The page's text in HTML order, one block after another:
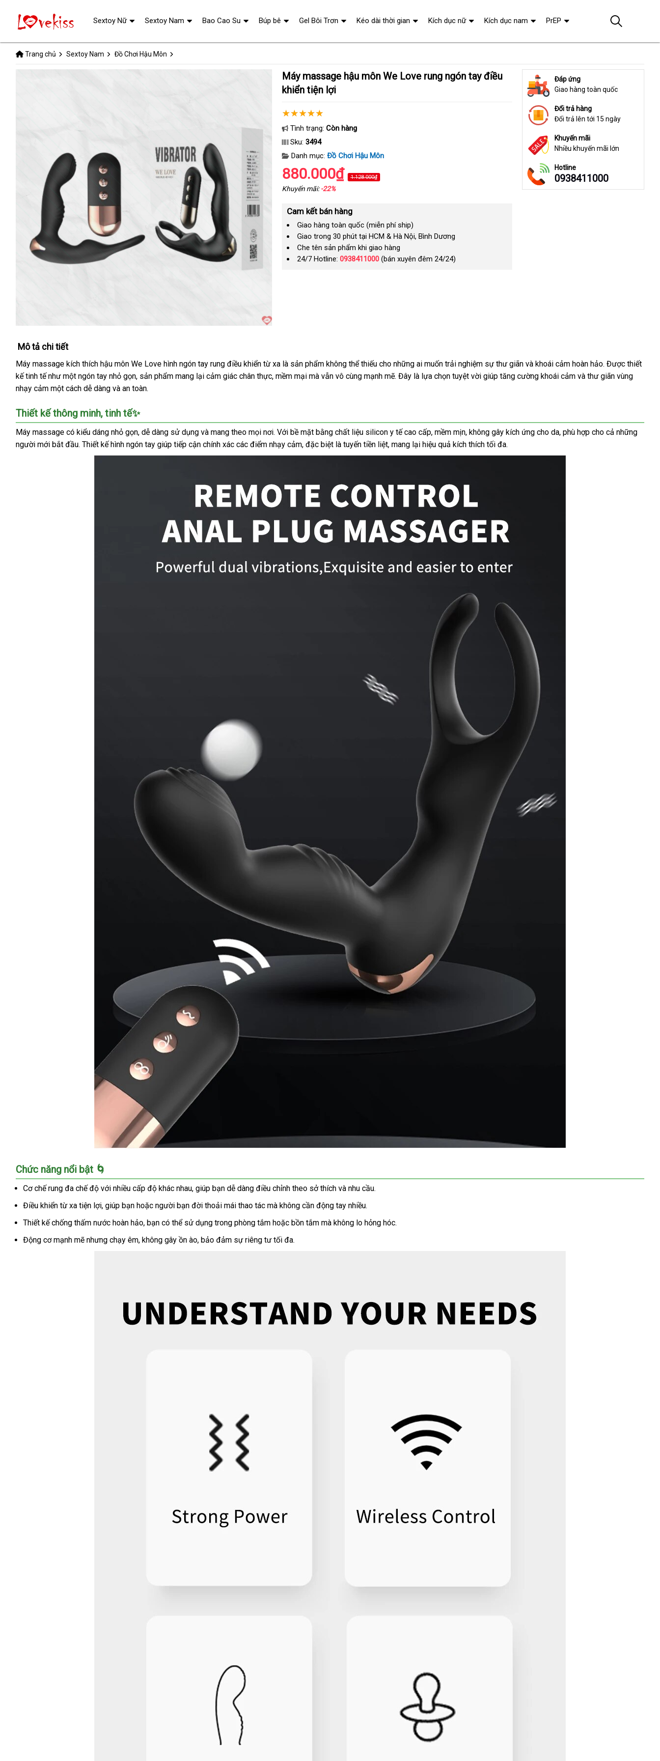
Trang chủ Sextoy Nam Đồ Chơi Hậu Môn
Máy massage hậu môn We Love rung ngón tay điều
khiển tiện lợi
Tình trạng: Còn hàng
Sku: 3494
Danh mục: Đồ Chơi Hậu Môn
880.000₫ 1.128.000₫
Khuyến mãi:-22%
Cam kết bán hàng
Giao hàng toàn quốc (miễn phí ship)
Giao trong 30 phút tại HCM & Hà Nội, Bình Dương
Che tên sản phẩm khi giao hàng
24/7 Hotline: 0938411000(bán xuyên đêm 24/24)
Đáp ứng
Giao hàng toàn quốc
Đổi trả hàng
Đổi trả lên tới 15 ngày
Khuyến mãi
Nhiều khuyến mãi lớn
Hotline
0938411000
Mô tả chi tiết
Máy massage kích thích hậu môn We Love hình ngón tay rung điều khiển từ xa là sản phẩm không thể thiếu cho những ai muốn trải nghiệm sự thư giãn và khoái cảm hoàn hảo. Được thiết
kế tinh tế như một ngón tay nhỏ gọn, sản phẩm mang lại cảm giác chân thực, mềm mại mà vẫn vô cùng mạnh mẽ. Đây là lựa chọn tuyệt vời giúp tăng cường khoái cảm và thư giãn vùng
nhạy cảm một cách dễ dàng và an toàn.
Thiết kế thông minh, tinh tế✨
Máy massage có kiểu dáng nhỏ gọn, dễ dàng sử dụng và mang theo mọi nơi. Với bề mặt bằng chất liệu silicon y tế cao cấp, mềm mịn, không gây kích ứng cho da, phù hợp cho cả những
người mới bắt đầu. Thiết kế hình ngón tay giúp tiếp cận chính xác các điểm nhạy cảm, đặc biệt là tuyến tiền liệt, mang lại hiệu quả kích thích tối đa.
Máy
massage
hậu
We
Love
rung
ngón
Chức năng nổi bật 🌀
Cơ chế rung đa chế độ với nhiều cấp độ khác nhau, giúp bạn dễ dàng điều chỉnh theo sở thích và nhu cầu.
Điều khiển từ xa tiện lợi, giúp bạn hoặc người bạn đời thoải mái thao tác mà không cần động tay nhiều.
Thiết kế chống thấm nước hoàn hảo, bạn có thể sử dụng trong phòng tắm hoặc bồn tắm mà không lo hỏng hóc.
Động cơ mạnh mẽ nhưng chạy êm, không gây ồn ào, bảo đảm sự riêng tư tối đa.
Sextoy Nữ Sextoy Nam Bao Cao Su Búp bê Gel Bôi Trơn Kéo dài thời gian Kích dục nữ Kích dục nam PrEP